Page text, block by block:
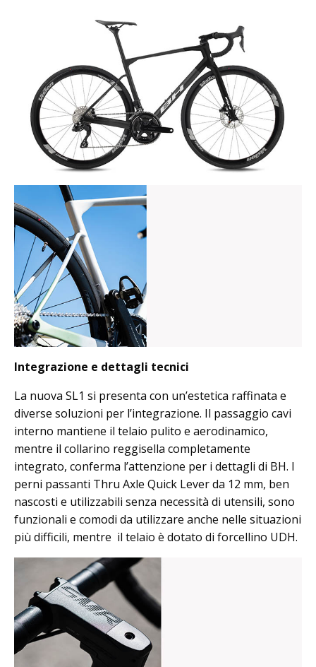
Integrazione e dettagli tecnici
La nuova SL1 si presenta con un’estetica raffinata e
diverse soluzioni per l’integrazione. Il passaggio cavi
interno mantiene il telaio pulito e aerodinamico,
mentre il collarino reggisella completamente
integrato, conferma l’attenzione per i dettagli di BH. I
perni passanti Thru Axle Quick Lever da 12 mm, ben
nascosti e utilizzabili senza necessità di utensili, sono
funzionali e comodi da utilizzare anche nelle situazioni
più difficili, mentre il telaio è dotato di forcellino UDH.